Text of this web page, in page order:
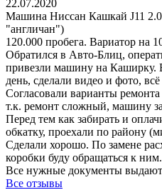
22.07.2020
Машина Ниссан Кашкай J11 2.0
"англичан")
120.000 пробега. Вариатор на
Обратился в Авто-Блиц,
привезли машину на Каширку.
день, сделали видео и фото,
Согласовали варианты
т.к. ремонт сложный, машину
Перед тем как забирать и
обкатку, проехали по району
Сделали хорошо. По замене
коробки буду обращаться к
Все нужные документы
Все отзывы